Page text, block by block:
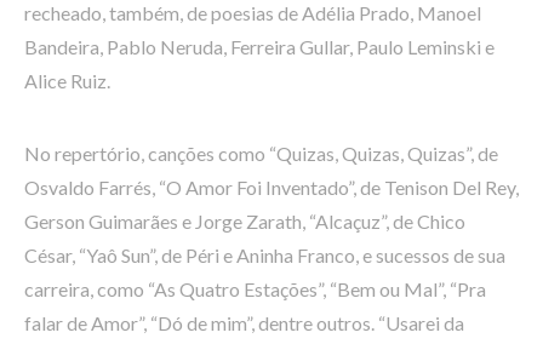
recheado, também, de poesias de Adélia Prado, Manoel
Bandeira, Pablo Neruda, Ferreira Gullar, Paulo Leminski e
Alice Ruiz.
No repertório, canções como “Quizas, Quizas, Quizas”, de
Osvaldo Farrés, “O Amor Foi Inventado”, de Tenison Del Rey,
Gerson Guimarães e Jorge Zarath, “Alcaçuz”, de Chico
César, “Yaô Sun”, de Péri e Aninha Franco, e sucessos de sua
carreira, como “As Quatro Estações”, “Bem ou Mal”, “Pra
falar de Amor”, “Dó de mim”, dentre outros. “Usarei da